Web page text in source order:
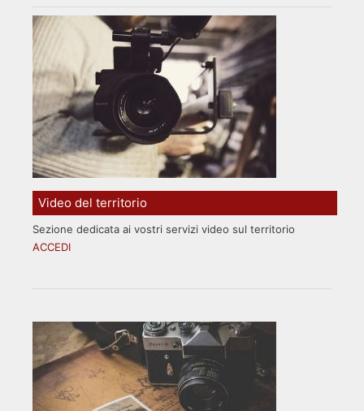
Video del territorio
Sezione dedicata ai vostri servizi video sul territorio
ACCEDI